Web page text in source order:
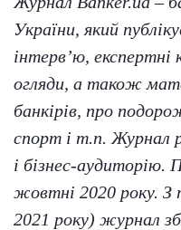
України, який
інтерв’ю, експертні
огляди, а також
банкірів, про
спорт і т.п. Журнал
і бізнес-
жовтні 2020 року. З
2021 року) журнал